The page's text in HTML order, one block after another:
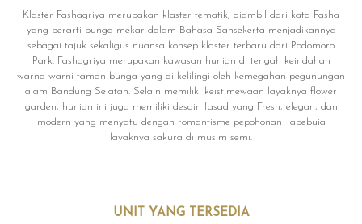
Klaster Fashagriya merupakan klaster tematik, diambil dari kata Fasha
yang berarti bunga mekar dalam Bahasa Sansekerta menjadikannya
sebagai tajuk sekaligus nuansa konsep klaster terbaru dari Podomoro
Park. Fashagriya merupakan kawasan hunian di tengah keindahan
warna-warni taman bunga yang di kelilingi oleh kemegahan pegunungan
alam Bandung Selatan. Selain memiliki keistimewaan layaknya flower
garden, hunian ini juga memiliki desain fasad yang Fresh, elegan, dan
modern yang menyatu dengan romantisme pepohonan Tabebuia
layaknya sakura di musim semi.
UNIT YANG TERSEDIA